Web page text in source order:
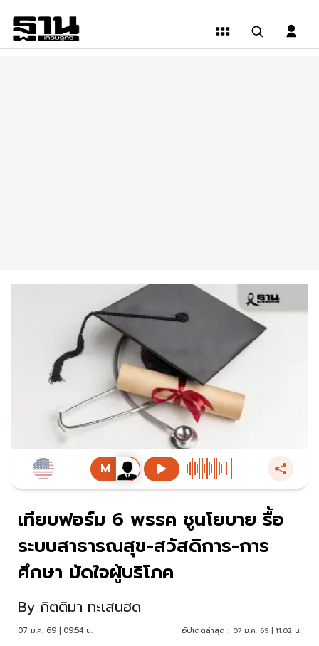
เทียบฟอร์ม 6 พรรค ชูนโยบาย รื้อ
ระบบสาธารณสุข-สวัสดิการ-การ
ศึกษา มัดใจผู้บริโภค
By กิตติมา ทะเสนฮด
07 ม.ค. 69 | 09:54 น. อัปเดตล่าสุด : 07 ม.ค. 69 | 11:02 น.